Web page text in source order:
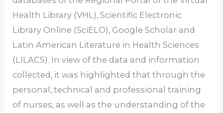
Health Library (VHL), Scientific Electronic
Library Online (SciELO), Google Scholar and
Latin American Literature in Health Sciences
(LILACS). In view of the data and information
collected, it was highlighted that through the
personal, technical and professional training
of nurses, as well as the understanding of the